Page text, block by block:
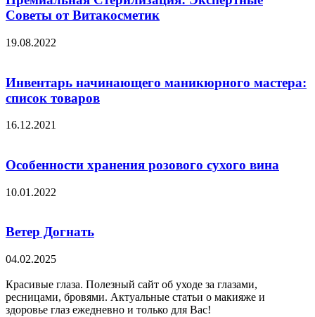
Советы от Витакосметик
19.08.2022
Инвентарь начинающего маникюрного мастера:
список товаров
16.12.2021
Особенности хранения розового сухого вина
10.01.2022
Ветер Догнать
04.02.2025
Красивые глаза. Полезный сайт об уходе за глазами,
ресницами, бровями. Актуальные статьи о макияже и
здоровье глаз ежедневно и только для Вас!